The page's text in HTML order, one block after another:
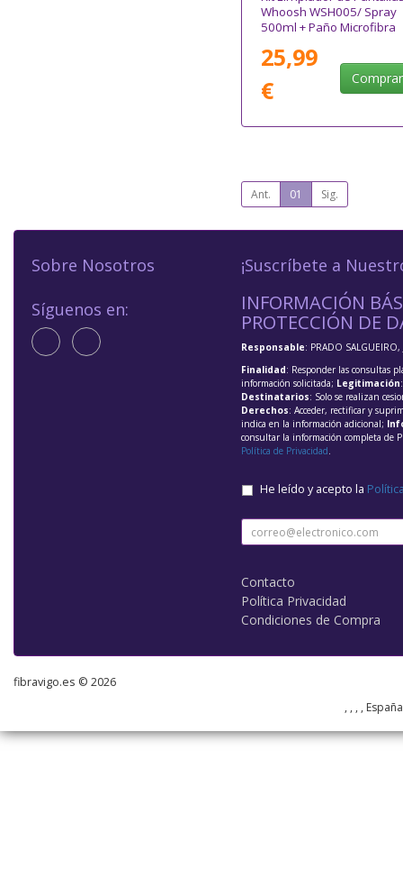
Whoosh WSH005/ Spray
500ml + Paño Microfibra
25,99
€
Comprar
Ant. 01 Sig.
Sobre Nosotros
Síguenos en:
¡Suscríbete a
INFORMACIÓN
PROTECCIÓN DE
Responsable: PRADO SALGUEIRO,
Finalidad: Responder las consultas
información solicitada; Legitimación
Destinatarios: Solo se realizan
Derechos: Acceder, rectificar y
indica en la información adicional;
consultar la información completa de
Política de Privacidad.
He leído y acepto la
Contacto
Política Privacidad
Condiciones de Compra
fibravigo.es © 2026
, , , ,